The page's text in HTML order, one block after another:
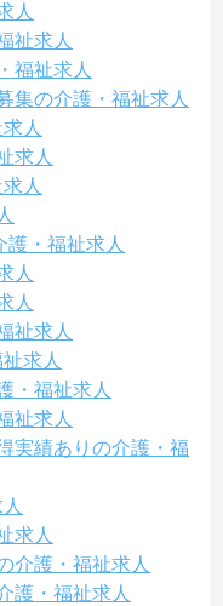
人
祉求人
福祉求人
集の介護・福祉求人
人
求人
人
・福祉求人
人
人
祉求人
求人
・福祉求人
祉求人
実績ありの介護・福
求人
介護・福祉求人
護・福祉求人